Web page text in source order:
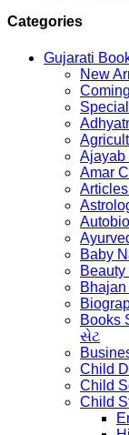
Categories
Gujarati
New
Amar
Baby
Books
સેટ
Child
Child
Child